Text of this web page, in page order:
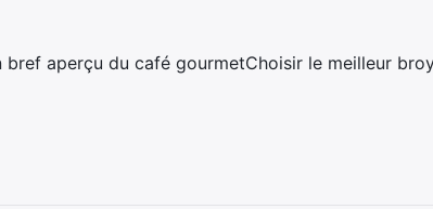
aperçu du café gourmetChoisir le meilleur